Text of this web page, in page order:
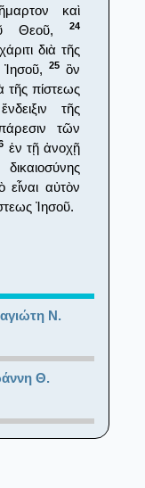
καὶ
Θεοῦ,
24
διὰ τῆς
Ἰησοῦ,25 ὃν
τῆς πίστεως
τῆς
τῶν
ἐν τῇ ἀνοχῇ
αὐτὸν
Ἰησοῦ.
Ν.
Θ.